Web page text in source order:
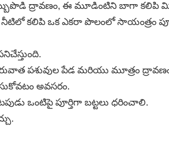
సబ్బుపొడి ద్రావణం, ఈ మూడింటిని బాగా
నీటిలో కలిపి ఒక ఎకరా పొలంలో సాయంత్రం
పశువుల పేడ మరియు మూత్రం
అవసరం.
ఒంటిపై పూర్తిగా బట్టలు ధరించాలి.